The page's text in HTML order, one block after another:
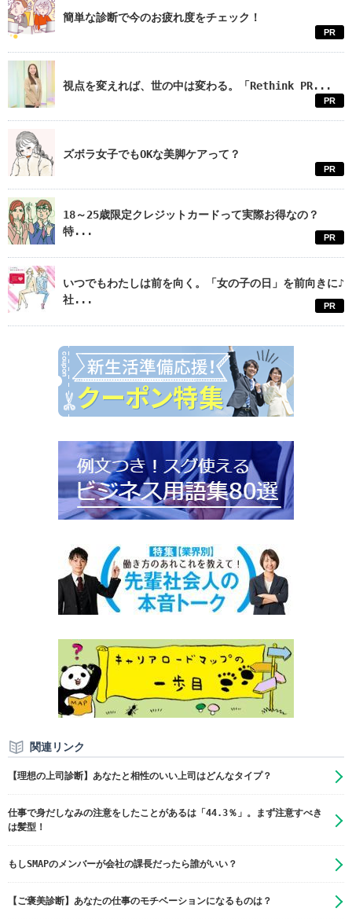
簡単な診断で今のお疲れ度をチェック！
PR
視点を変えれば、世の中は変わる。「Rethink PR...
PR
ズボラ女子でもOKな美脚ケアって？
PR
18～25歳限定クレジットカードって実際お得なの？
特...
PR
いつでもわたしは前を向く。「女の子の日」を前向きに♪
社...
PR
関連リンク
【理想の上司診断】あなたと相性のいい上司はどんなタイプ？
仕事で身だしなみの注意をしたことがあるは「44.3％」。まず注意すべき
は髪型！
もしSMAPのメンバーが会社の課長だったら誰がいい？
【ご褒美診断】あなたの仕事のモチベーションになるものは？